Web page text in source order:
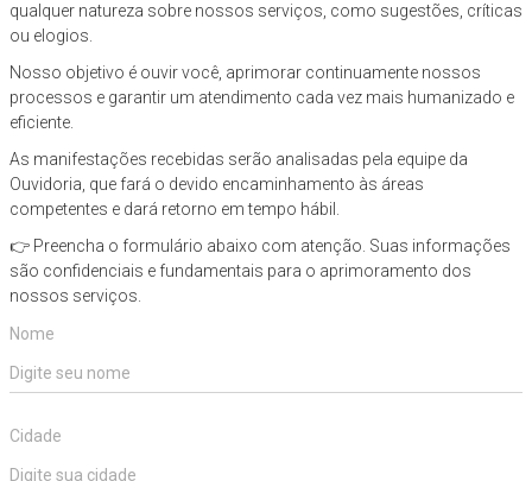
qualquer natureza sobre nossos serviços, como sugestões, críticas
ou elogios.
Nosso objetivo é ouvir você, aprimorar continuamente nossos
processos e garantir um atendimento cada vez mais humanizado e
eficiente.
As manifestações recebidas serão analisadas pela equipe da
Ouvidoria, que fará o devido encaminhamento às áreas
competentes e dará retorno em tempo hábil.
👉 Preencha o formulário abaixo com atenção. Suas informações
são confidenciais e fundamentais para o aprimoramento dos
nossos serviços.
Nome
Cidade